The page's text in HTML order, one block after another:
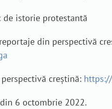
istorie protestantă
din perspectivă
creștină:
6 octombrie 2022.